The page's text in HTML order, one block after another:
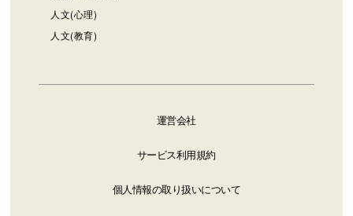
人文(心理)
人文(教育)
運営会社
サービス利用規約
個人情報の取り扱いについて